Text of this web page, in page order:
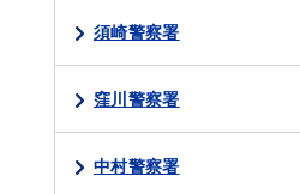
須崎警察署
窪川警察署
中村警察署